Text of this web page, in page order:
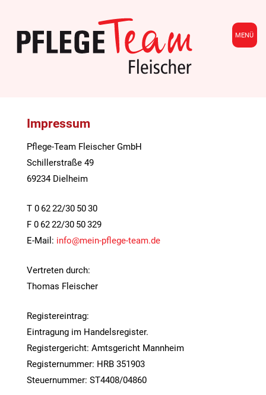
MENÜ
Impressum
Pflege-Team Fleischer GmbH
Schillerstraße 49
69234 Dielheim
T 0 62 22/30 50 30
F 0 62 22/30 50 329
E-Mail: info@mein-pflege-team.de
Vertreten durch:
Thomas Fleischer
Registereintrag:
Eintragung im Handelsregister.
Registergericht: Amtsgericht Mannheim
Registernummer: HRB 351903
Steuernummer: ST4408/04860